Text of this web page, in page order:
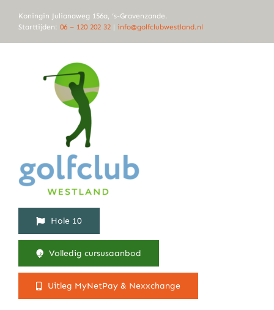
naar
Koningin Julianaweg 156a, ‘s-Gravenzande.
Starttijden: 06 – 120 202 32 | info@golfclubwestland.nl
Hole 10
Volledig cursusaanbod
Uitleg MyNetPay & Nexxchange